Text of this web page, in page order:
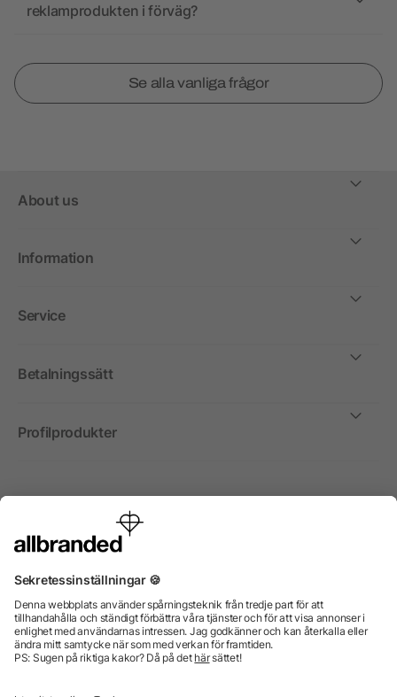
reklamprodukten i förväg?
Se alla vanliga frågor
About us
Information
Service
Betalningssätt
Profilprodukter
Internationellt